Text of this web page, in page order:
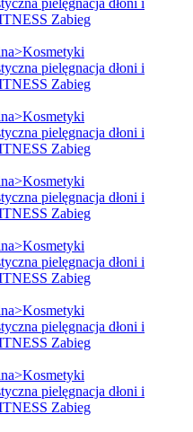
Zabieg
pielęgnacja dłoni i
Zabieg
pielęgnacja dłoni i
Zabieg
pielęgnacja dłoni i
Zabieg
pielęgnacja dłoni i
Zabieg
pielęgnacja dłoni i
Zabieg
pielęgnacja dłoni i
Zabieg